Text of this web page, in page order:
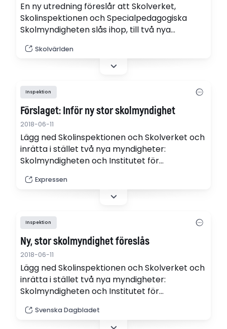
En ny utredning föreslår att Skolverket,
Skolinspektionen och Specialpedagogiska
Skolmyndigheten slås ihop, till två nya
Fridolin kommer inte göra verklighet av
förslaget. "Vi är inte beredda att förespråka
Skolvärlden
Inspektion
Förslaget: Inför ny stor skolmyndighet
2018-06-11
Lägg ned Skolinspektionen och Skolverket och
inrätta i stället två nya myndigheter:
Skolmyndigheten och Institutet för
utredning som överlämnats till regeringen i
Expressen
Inspektion
Ny, stor skolmyndighet föreslås
2018-06-11
Lägg ned Skolinspektionen och Skolverket och
inrätta i stället två nya myndigheter:
Skolmyndigheten och Institutet för
utredning.
Svenska Dagbladet